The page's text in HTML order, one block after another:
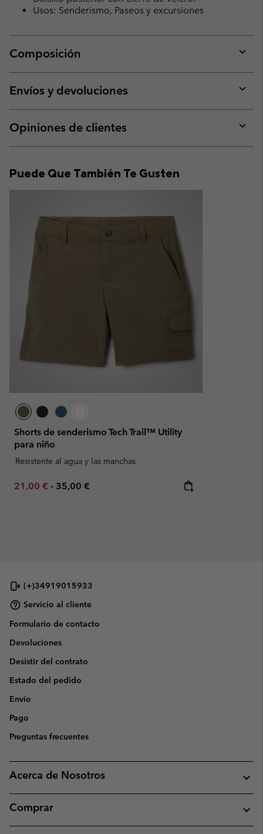
Usos: Senderismo, Paseos y excursiones
Composición
or
Envíos y devoluciones
or
Opiniones de clientes
or
Puede Que También Te Gusten
Shorts de senderismo Tech Trail™ Utility
para niño
Resistente al agua y las manchas
Minimum sale price:
21,00 € - Maximum price:
35,00 €
(+)34919015933
Servicio al cliente
Formulario de contacto
Devoluciones
Desistir del contrato
Estado del pedido
Envío
Pago
Preguntas frecuentes
Acerca de Nosotros
Comprar